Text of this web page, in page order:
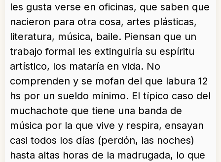
les gusta verse en oficinas, que saben que
nacieron para otra cosa, artes plásticas,
literatura, música, baile. Piensan que un
trabajo formal les extinguiría su espíritu
artístico, los mataría en vida. No
comprenden y se mofan del que labura 12
hs por un sueldo mínimo. El típico caso del
muchachote que tiene una banda de
música por la que vive y respira, ensayan
casi todos los días (perdón, las noches)
hasta altas horas de la madrugada, lo que